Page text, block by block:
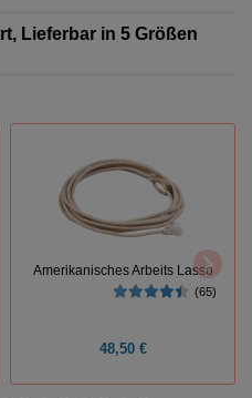
Lieferbar in 5 Größen
Amerikanisches Arbeits Lasso
(65)
48,50 €